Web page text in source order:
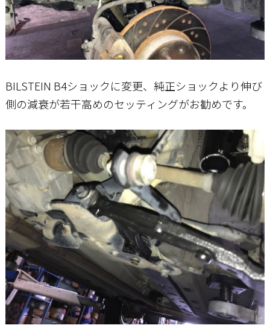
BILSTEIN B4ショックに変更、純正ショックより伸び
側の減衰が若干高めのセッティングがお勧めです。